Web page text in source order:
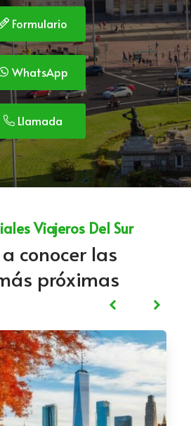
Formulario
WhatsApp
Llamada
Viajeros Del Sur
conocer las
próximas